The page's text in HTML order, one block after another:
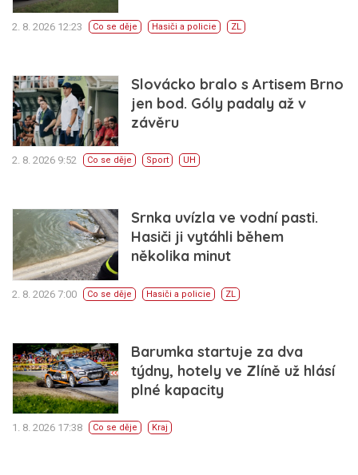
2. 8. 2026 12:23 Co se děje Hasiči a policie ZL
Slovácko bralo s Artisem Brno
jen bod. Góly padaly až v
závěru
2. 8. 2026 9:52 Co se děje Sport UH
Srnka uvízla ve vodní pasti.
Hasiči ji vytáhli během
několika minut
2. 8. 2026 7:00 Co se děje Hasiči a policie ZL
Barumka startuje za dva
týdny, hotely ve Zlíně už hlásí
plné kapacity
1. 8. 2026 17:38 Co se děje Kraj